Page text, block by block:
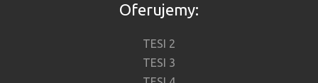
Oferujemy:
TESI 2
TESI 3